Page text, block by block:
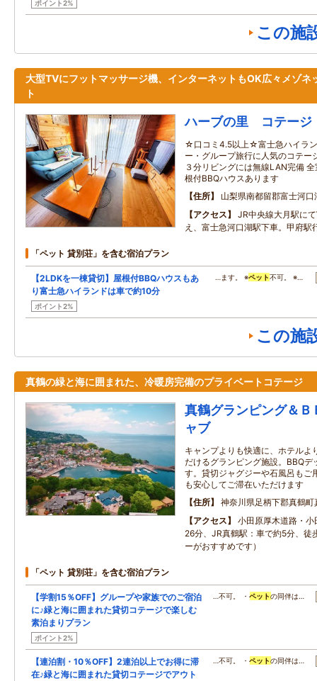
ポイント2%
この施
大型TVにフットマッサージ機、インターネットもOK広々メゾネ
ト
ハーブの里 コテージ
☆口コミ4.5以上☆富士急ハイラ
ー・グループ旅行に人気のコテー
３分リビングには無線LAN完備
根付BBQハウスあります
住所
山梨県南都留郡富士河
アクセス
JR中央線大月駅に
え、富士急河口湖駅下車。甲府駅
「ペット 貸別荘」を含む宿泊プラン
【2LDKを一棟貸切】屋根付BBQハウスもあ
り富士急ハイランドは車で約10分
ポイント2%
…ます。 ※ペット不可。 ※…
この施
真鶴の緑と海に囲まれた、冷暖房完備のプライベートコテージ
真鶴グランピング＆Ｂ
ャブ
キャンプよりも快適に、ホテルよ
だけるグランピング施設。BBQデ
す。貸切ジャグジーや石風呂もご
も安心してご滞在いただけます
住所
神奈川県足柄下郡真鶴町
アクセス
小田原厚木道路・
26分、JR真鶴駅：車で約5分、徒
ーがおすすめです）
「ペット 貸別荘」を含む宿泊プラン
【学割15％OFF】グループや家族でのご宿泊
に♪緑と海に囲まれた貸切コテージで楽しむ
素泊まりプラン
ポイント2%
…不可。 ・ペットの同伴は…
【連泊割・10％OFF】2連泊以上でお得に滞
在♪緑と海に囲まれた貸切コテージでアウト
…不可。 ・ペットの同伴は…